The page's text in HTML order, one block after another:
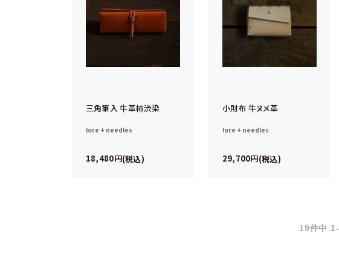
三角筆入 牛革柿渋染
lore + needles
18,480 税込
小財布 牛ヌメ革
lore + needles
29,700 税込
19件中 1-